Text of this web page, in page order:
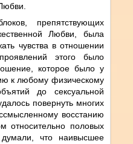
препятствующих
Любви, была
чувства в отношении
этого было
которое было у
к любому физическому
до сексуальной
повернуть многих
восстанию
относительно половых
что наивысшее